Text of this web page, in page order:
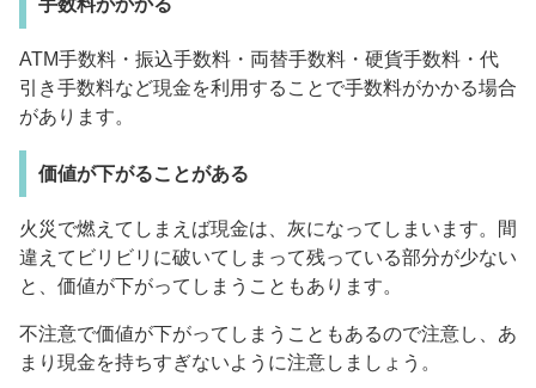
手数料がかかる
ATM手数料・振込手数料・両替手数料・硬貨手数料・代
引き手数料など現金を利用することで手数料がかかる場合
があります。
価値が下がることがある
火災で燃えてしまえば現金は、灰になってしまいます。間
違えてビリビリに破いてしまって残っている部分が少ない
と、価値が下がってしまうこともあります。
不注意で価値が下がってしまうこともあるので注意し、あ
まり現金を持ちすぎないように注意しましょう。